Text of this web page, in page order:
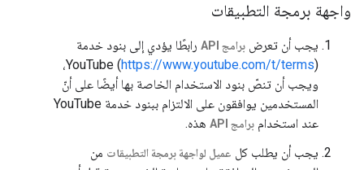
واجهة برمجة التطبيقات
يجب أن تعرض برامج API
رابطًا يؤدي إلى بنود خدمة
YouTube (https://www.youtube.com/t/terms
)،
ويجب أن تنصّ بنود الاستخدام الخاصة بها أيضًا على أنّ
المستخدمين يوافقون على الالتزام ببنود خدمة YouTube
عند استخدام برامج API
هذه.
يجب أن يطلب كل عميل لواجهة برمجة التطبيقات من